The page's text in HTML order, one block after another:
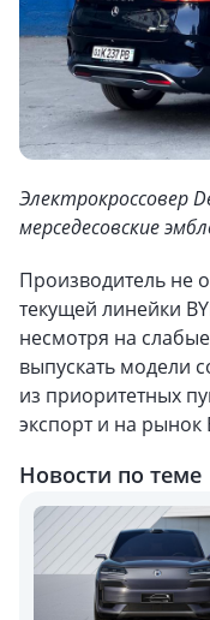
Электрокроссовер
мерседесовские
Производитель не
текущей линейки
несмотря на
выпускать модели
из приоритетных
экспорт и на
Новости по теме